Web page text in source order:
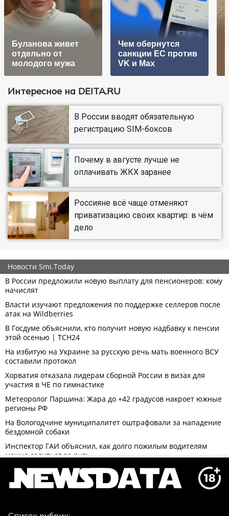
Буланова живет
отдельно от
молодого мужа
Чем обернутся
санкции ЕС против
VK и Max
Интересное на DEITA.RU
В России вводят обязательную
регистрацию SIM-боксов
Почему в августе лучше не
оплачивать ЖКХ заранее
Россияне всё чаще отменяют
приватизацию своих квартир: в чём
дело